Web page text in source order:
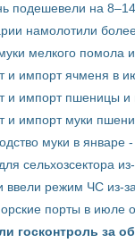
подешевели на
намолотили
мелкого помола
и импорт ячменя в
и импорт пшеницы и
и импорт муки
муки в январе
сельхозсектора
ввели режим ЧС из-
порты в июле
госконтроль за